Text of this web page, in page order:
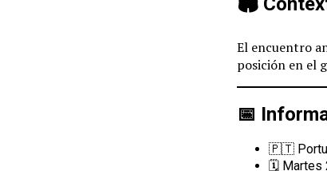
El encuentro
posición en el
📅
🇵🇹
🗓️ Martes